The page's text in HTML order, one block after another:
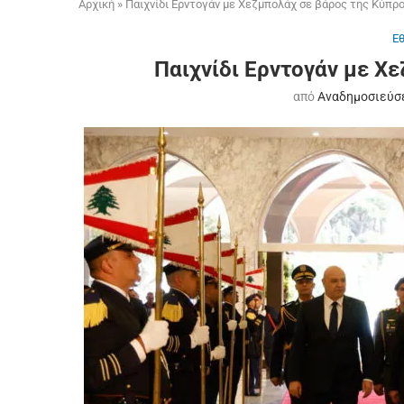
Αρχική » Παιχνίδι Ερντογάν με Χεζμπολάχ σε βάρος της
Παιχνίδι Ερντογάν με
από